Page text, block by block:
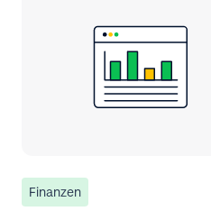
Finanzen